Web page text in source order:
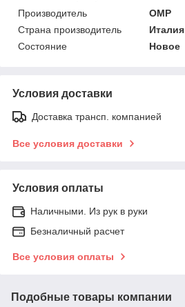
Производитель
OMP
Страна производитель
Италия
Состояние
Новое
Условия доставки
Доставка трансп. компанией
Все условия доставки
Условия оплаты
Наличными. Из рук в руки
Безналичный расчет
Все условия оплаты
Подобные товары компании